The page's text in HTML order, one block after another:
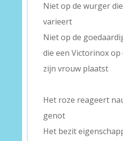
Niet op de wurger
varieert
Niet op de
die een Victorinox op
zijn vrouw plaatst
Het roze reageert
genot
Het bezit